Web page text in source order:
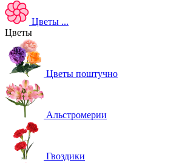
Цветы ...
Цветы
Цветы поштучно
Альстромерии
Гвоздики